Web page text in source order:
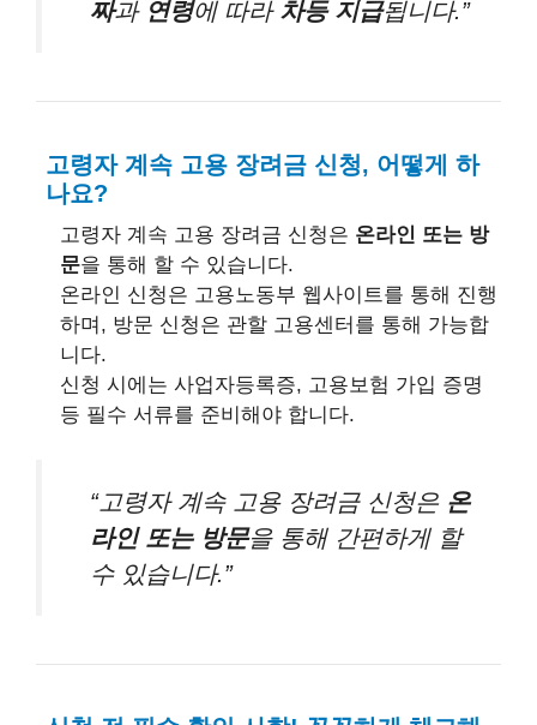
짜과 연령에 따라 차등 지급됩니다.”
고령자 계속 고용 장려금 신청, 어떻게 하
나요?
고령자 계속 고용 장려금 신청은 온라인 또는 방
문을 통해 할 수 있습니다.
온라인 신청은 고용노동부 웹사이트를 통해 진행
하며, 방문 신청은 관할 고용센터를 통해 가능합
니다.
신청 시에는 사업자등록증, 고용보험 가입 증명
등 필수 서류를 준비해야 합니다.
“고령자 계속 고용 장려금 신청은 온
라인 또는 방문을 통해 간편하게 할
수 있습니다.”